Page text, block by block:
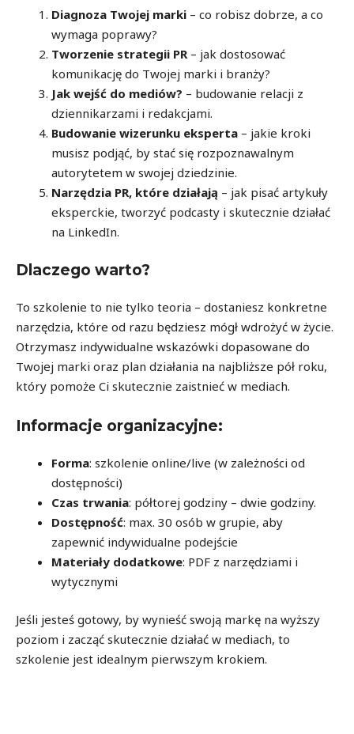
Diagnoza Twojej marki – co robisz dobrze, a co
wymaga poprawy?
Tworzenie strategii PR – jak dostosować
komunikację do Twojej marki i branży?
Jak wejść do mediów? – budowanie relacji z
dziennikarzami i redakcjami.
Budowanie wizerunku eksperta – jakie kroki
musisz podjąć, by stać się rozpoznawalnym
autorytetem w swojej dziedzinie.
Narzędzia PR, które działają – jak pisać artykuły
eksperckie, tworzyć podcasty i skutecznie działać
na LinkedIn.
Dlaczego warto?
To szkolenie to nie tylko teoria – dostaniesz konkretne
narzędzia, które od razu będziesz mógł wdrożyć w życie.
Otrzymasz indywidualne wskazówki dopasowane do
Twojej marki oraz plan działania na najbliższe pół roku,
który pomoże Ci skutecznie zaistnieć w mediach.
Informacje organizacyjne:
Forma: szkolenie online/live (w zależności od
dostępności)
Czas trwania: półtorej godziny – dwie godziny.
Dostępność: max. 30 osób w grupie, aby
zapewnić indywidualne podejście
Materiały dodatkowe: PDF z narzędziami i
wytycznymi
Jeśli jesteś gotowy, by wynieść swoją markę na wyższy
poziom i zacząć skutecznie działać w mediach, to
szkolenie jest idealnym pierwszym krokiem.